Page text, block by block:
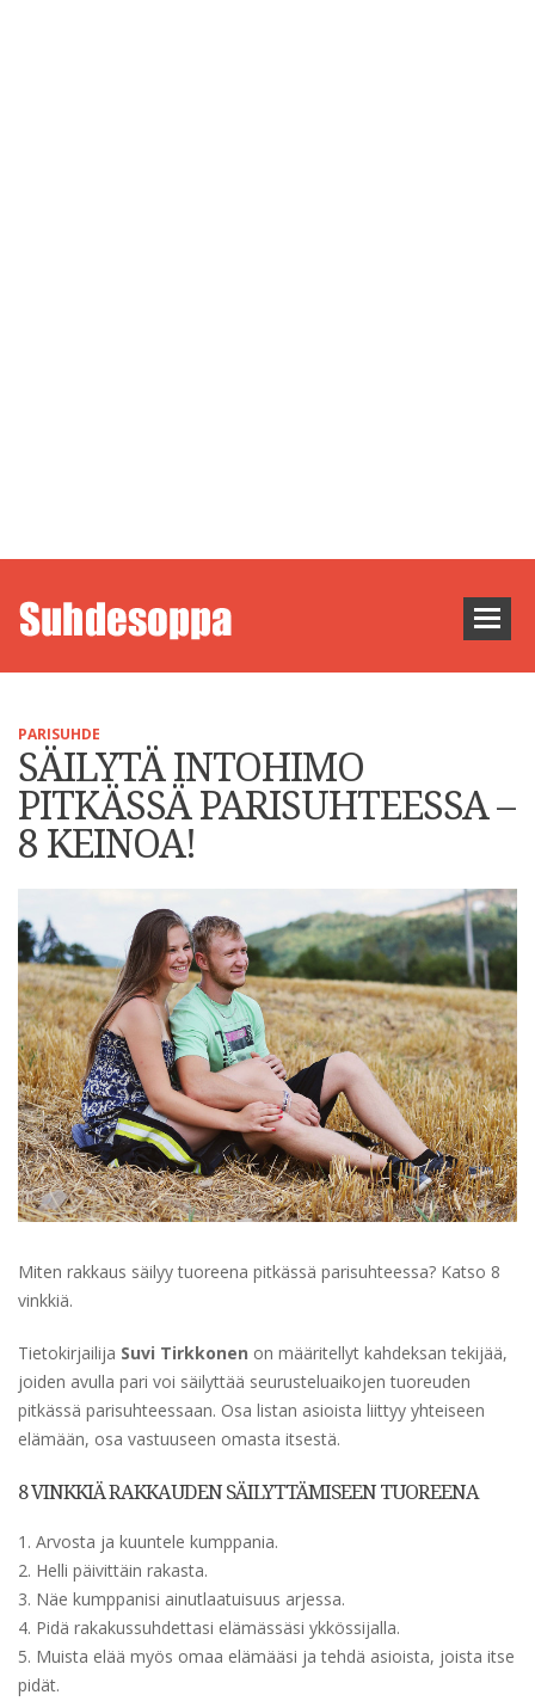
PARISUHDE
SÄILYTÄ INTOHIMO
PITKÄSSÄ PARISUHTEESSA –
8 KEINOA!
Miten rakkaus säilyy tuoreena pitkässä parisuhteessa? Katso 8
vinkkiä.
Tietokirjailija Suvi Tirkkonen on määritellyt kahdeksan tekijää,
joiden avulla pari voi säilyttää seurusteluaikojen tuoreuden
pitkässä parisuhteessaan. Osa listan asioista liittyy yhteiseen
elämään, osa vastuuseen omasta itsestä.
8 VINKKIÄ RAKKAUDEN SÄILYTTÄMISEEN TUOREENA
1. Arvosta ja kuuntele kumppania.
2. Helli päivittäin rakasta.
3. Näe kumppanisi ainutlaatuisuus arjessa.
4. Pidä rakakussuhdettasi elämässäsi ykkössijalla.
5. Muista elää myös omaa elämääsi ja tehdä asioista, joista itse
pidät.